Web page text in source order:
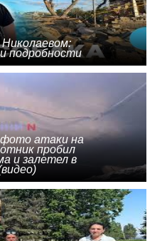
Николаевом:
подробности
атаки на
пробил
и залетел в